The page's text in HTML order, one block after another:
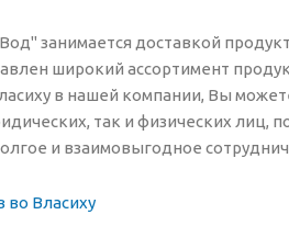
занимается доставкой
широкий ассортимент
в нашей компании, Вы
так и физических лиц,
и взаимовыгодное
во Власиху